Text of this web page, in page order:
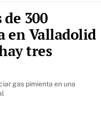
300
en Valladolid
tres
gas pimienta en una